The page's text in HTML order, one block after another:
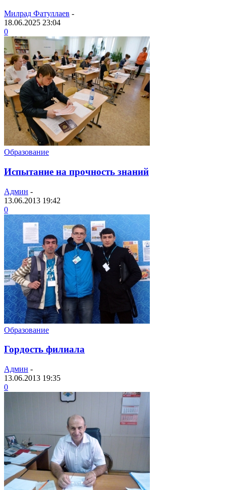
Милрад Фатуллаев -
18.06.2025 23:04
0
Образование
Испытание на прочность знаний
Админ -
13.06.2013 19:42
0
Образование
Гордость филиала
Админ -
13.06.2013 19:35
0